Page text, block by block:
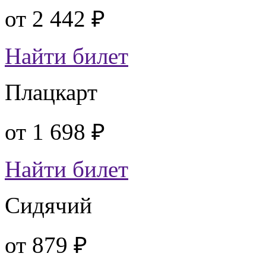
от 2 442 ₽
Найти билет
Плацкарт
от 1 698 ₽
Найти билет
Сидячий
от 879 ₽